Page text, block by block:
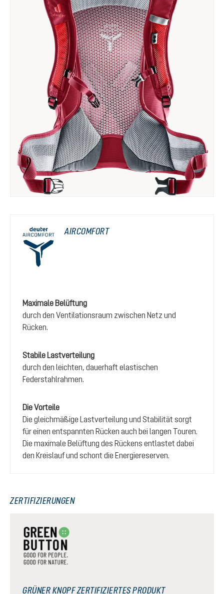
AIRCOMFORT
Maximale Belüftung
durch den Ventilationsraum zwischen Netz und
Rücken.
Stabile Lastverteilung
durch den leichten, dauerhaft elastischen
Federstahlrahmen.
Die Vorteile
Die gleichmäßige Lastverteilung und Stabilität sorgt
für einen entspannten Rücken auch bei langen Touren.
Die maximale Belüftung des Rückens entlastet dabei
den Kreislauf und schont die Energiereserven.
ZERTIFIZIERUNGEN
GRÜNER KNOPF ZERTIFIZIERTES PRODUKT